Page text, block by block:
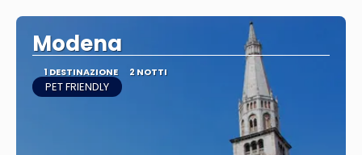
Modena
1 DESTINAZIONE 2 NOTTI
PET FRIENDLY